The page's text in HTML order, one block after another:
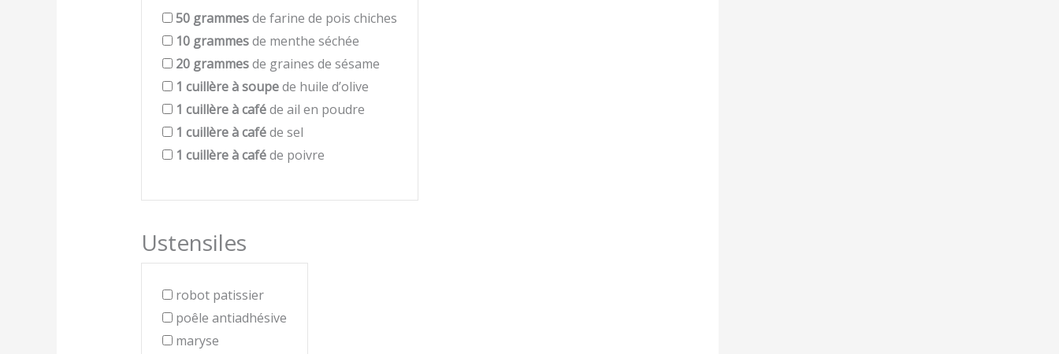
50 grammesde farine de pois chiches
10 grammesde menthe séchée
20 grammesde graines de sésame
1 cuillère à soupede huile d’olive
1 cuillère à caféde ail en poudre
1 cuillère à caféde sel
1 cuillère à caféde poivre
Ustensiles
robot patissier
poêle antiadhésive
maryse